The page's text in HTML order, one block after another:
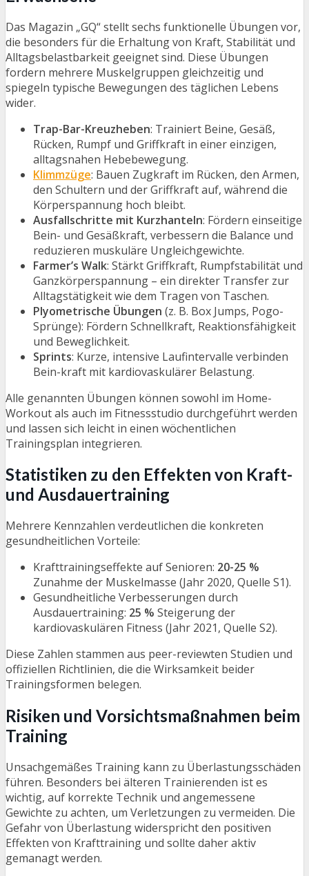
Das Magazin „GQ“ stellt sechs funktionelle Übungen vor,
die besonders für die Erhaltung von Kraft, Stabilität und
Alltagsbelastbarkeit geeignet sind. Diese Übungen
fordern mehrere Muskelgruppen gleichzeitig und
spiegeln typische Bewegungen des täglichen Lebens
wider.
Trap-Bar-Kreuzheben: Trainiert Beine, Gesäß,
Rücken, Rumpf und Griffkraft in einer einzigen,
alltagsnahen Hebebewegung.
Klimmzüge: Bauen Zugkraft im Rücken, den Armen,
den Schultern und der Griffkraft auf, während die
Körperspannung hoch bleibt.
Ausfallschritte mit Kurzhanteln: Fördern einseitige
Bein- und Gesäßkraft, verbessern die Balance und
reduzieren muskuläre Ungleichgewichte.
Farmer’s Walk: Stärkt Griffkraft, Rumpfstabilität und
Ganzkörperspannung – ein direkter Transfer zur
Alltagstätigkeit wie dem Tragen von Taschen.
Plyometrische Übungen (z. B. Box Jumps, Pogo-
Sprünge): Fördern Schnellkraft, Reaktionsfähigkeit
und Beweglichkeit.
Sprints: Kurze, intensive Laufintervalle verbinden
Bein-kraft mit kardiovaskulärer Belastung.
Alle genannten Übungen können sowohl im Home-
Workout als auch im Fitnessstudio durchgeführt werden
und lassen sich leicht in einen wöchentlichen
Trainingsplan integrieren.
Statistiken zu den Effekten von Kraft-
und Ausdauertraining
Mehrere Kennzahlen verdeutlichen die konkreten
gesundheitlichen Vorteile:
Krafttrainingseffekte auf Senioren: 20-25 %
Zunahme der Muskelmasse (Jahr 2020, Quelle S1).
Gesundheitliche Verbesserungen durch
Ausdauertraining: 25 % Steigerung der
kardiovaskulären Fitness (Jahr 2021, Quelle S2).
Diese Zahlen stammen aus peer-reviewten Studien und
offiziellen Richtlinien, die die Wirksamkeit beider
Trainingsformen belegen.
Risiken und Vorsichtsmaßnahmen beim
Training
Unsachgemäßes Training kann zu Überlastungsschäden
führen. Besonders bei älteren Trainierenden ist es
wichtig, auf korrekte Technik und angemessene
Gewichte zu achten, um Verletzungen zu vermeiden. Die
Gefahr von Überlastung widerspricht den positiven
Effekten von Krafttraining und sollte daher aktiv
gemanagt werden.